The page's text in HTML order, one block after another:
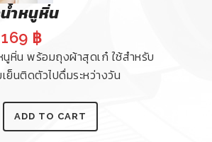
ำหนูหิ่น
Original
price
was:
169 ฿Current
price
is:
นูหิ่น พร้อมถุงผ้าสุดเก๋ ใช้สำหรับ
ย็นติดตัวไปดื่มระหว่างวัน
ADD TO CART